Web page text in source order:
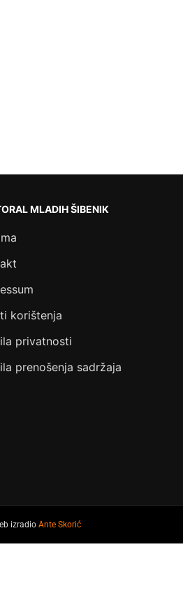
MLADIH ŠIBENIK
korištenja
privatnosti
prenošenja sadržaja
izradio Ante Skorić